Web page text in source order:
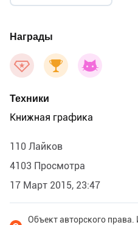
Награды
Техники
Книжная графика
110 Лайков
4103 Просмотра
17 Март 2015, 23:47
Объект авторского права.